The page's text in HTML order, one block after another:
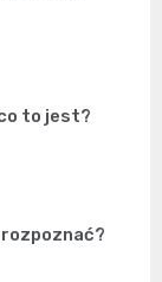
to jest?